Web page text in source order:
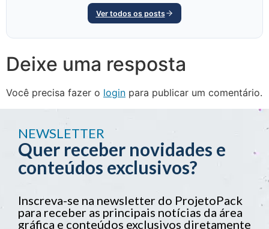
Ver todos os posts
Deixe uma resposta
Você precisa fazer o login para publicar um comentário.
NEWSLETTER
Quer receber novidades e
conteúdos exclusivos?
Inscreva-se na newsletter do ProjetoPack
para receber as principais notícias da área
gráfica e conteúdos exclusivos diretamente